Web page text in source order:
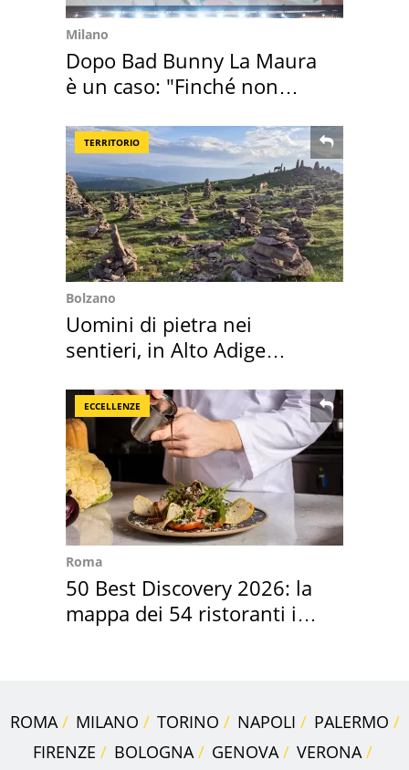
Milano
Dopo Bad Bunny La Maura
è un caso: "Finché non
TERRITORIO
Bolzano
Uomini di pietra nei
sentieri, in Alto Adige
ECCELLENZE
Roma
50 Best Discovery 2026: la
mappa dei 54 ristoranti in
ROMA MILANO TORINO NAPOLI
PALERMO
FIRENZE
BOLOGNA GENOVA
VERONA